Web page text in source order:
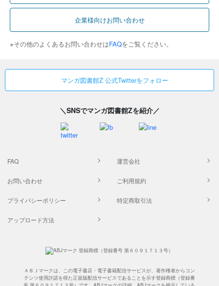
企業様向けお問い合わせ
※その他のよくあるお問い合わせはFAQをご覧ください。
マンガ図書館Z 公式Twitterをフォロー
＼SNSでマンガ図書館Zを紹介／
FAQ 運営会社
お問い合わせ ご利用規約
プライバシーポリシー 特定商取引法
アップロード方法
ＡＢＪマークは、この電子書店・電子書籍配信サービスが、著作権者からコン
テンツ使用許諾を得た正規版配信サービスであることを示す登録商標（登録番